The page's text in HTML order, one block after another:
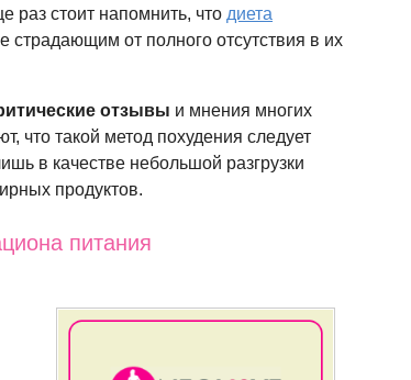
раз стоит напомнить, что диета
страдающим от полного отсутствия в их
отзывы и мнения многих
что такой метод похудения следует
в качестве небольшой разгрузки
продуктов.
питания